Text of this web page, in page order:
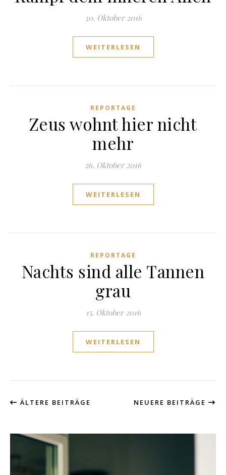
30. Oktober 2016
WEITERLESEN
REPORTAGE
Zeus wohnt hier nicht
mehr
26. Oktober 2016
WEITERLESEN
REPORTAGE
Nachts sind alle Tannen
grau
15. Oktober 2016
WEITERLESEN
ÄLTERE BEITRÄGE NEUERE BEITRÄGE